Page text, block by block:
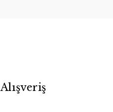
Alışveriş